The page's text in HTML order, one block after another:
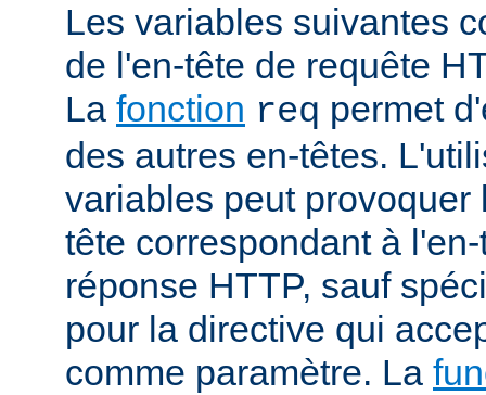
Les variables suivantes
de l'en-tête de requête
La fonction req permet
des autres en-têtes.
variables peut provoquer
tête correspondant à
réponse HTTP, sauf
pour la directive qui
comme paramètre. La